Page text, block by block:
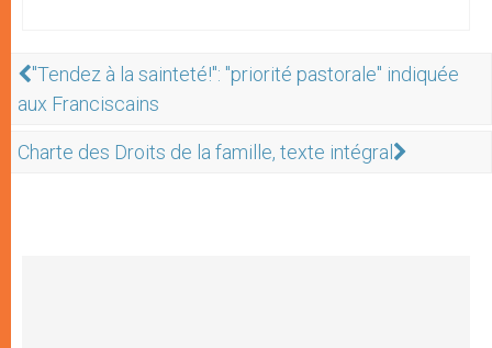
"Tendez à la sainteté!": "priorité pastorale" indiquée
aux Franciscains
Charte des Droits de la famille, texte intégral